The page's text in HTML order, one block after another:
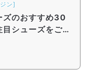
ン]
ズのおすすめ30
シューズをご紹